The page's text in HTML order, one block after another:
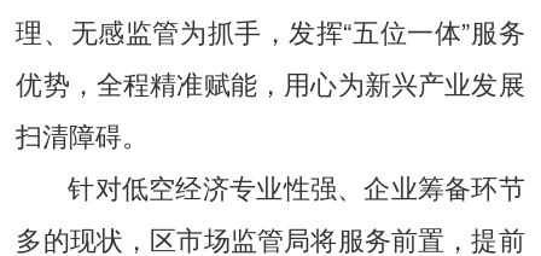
理、无感监管为抓手，发挥“五位一体”服务
优势，全程精准赋能，用心为新兴产业发展
扫清障碍。
针对低空经济专业性强、企业筹备环节
多的现状，区市场监管局将服务前置，提前